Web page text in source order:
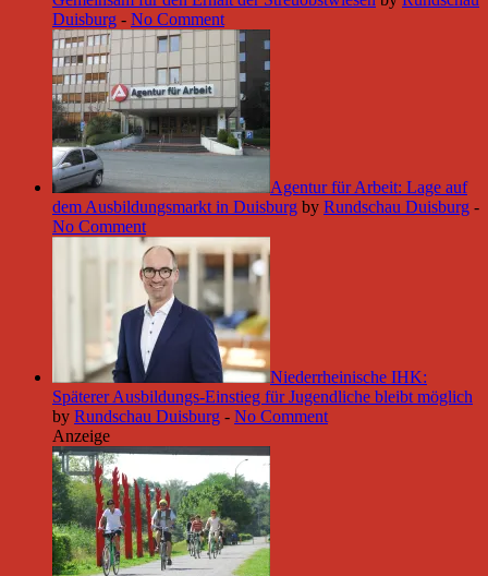
Duisburg - No Comment
Agentur für Arbeit: Lage auf
dem Ausbildungsmarkt in Duisburg by Rundschau Duisburg -
No Comment
Niederrheinische IHK:
Späterer Ausbildungs-Einstieg für Jugendliche bleibt möglich
by Rundschau Duisburg - No Comment
Anzeige